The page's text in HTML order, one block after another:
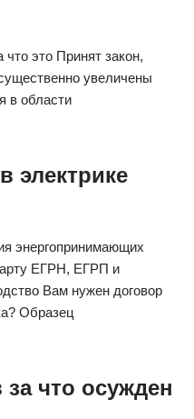
это Принят закон,
увеличены
в области
электрике
энергопринимающих
ЕГРН, ЕГРП и
Вам нужен договор
Образец
что осужден